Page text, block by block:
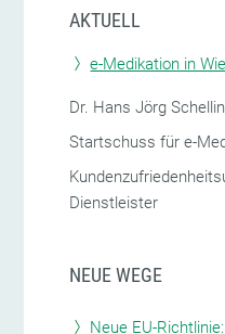
AKTUELL
e-Medikation in
Dr. Hans Jörg
Startschuss für e-
Dienstleister
NEUE WEGE
Neue EU-